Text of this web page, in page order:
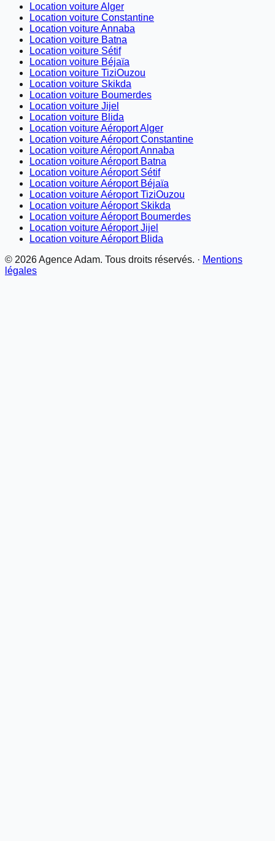
Location voiture Alger
Location voiture Constantine
Location voiture Annaba
Location voiture Batna
Location voiture Sétif
Location voiture Béjaïa
Location voiture TiziOuzou
Location voiture Skikda
Location voiture Boumerdes
Location voiture Jijel
Location voiture Blida
Location voiture Aéroport Alger
Location voiture Aéroport Constantine
Location voiture Aéroport Annaba
Location voiture Aéroport Batna
Location voiture Aéroport Sétif
Location voiture Aéroport Béjaïa
Location voiture Aéroport TiziOuzou
Location voiture Aéroport Skikda
Location voiture Aéroport Boumerdes
Location voiture Aéroport Jijel
Location voiture Aéroport Blida
© 2026Agence Adam. Tous droits réservés. · Mentions
légales